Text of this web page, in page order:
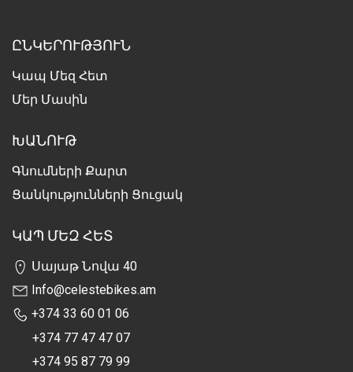
ԸՆԿԵՐՈՒԹՅՈՒՆ
Կապ Մեզ Հետ
Մեր Մասին
ԽԱՆՈՒԹ
Գնումների Քարտ
Ցանկությունների Ցուցակ
ԿԱՊ ՄԵԶ ՀԵՏ
Սայաթ Նովա 40
Info@celestebikes.am
+374 33 60 01 06
+374 77 47 47 07
+374 95 87 79 99